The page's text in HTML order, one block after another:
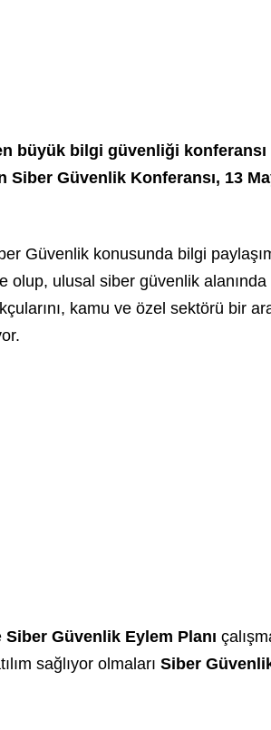
büyük bilgi güvenliği
Siber Güvenlik Konferansı, 13
Güvenlik konusunda bilgi
olup, ulusal siber güvenlik
kamu ve özel sektörü bir
Siber Güvenlik Eylem Planı
sağlıyor olmaları Siber